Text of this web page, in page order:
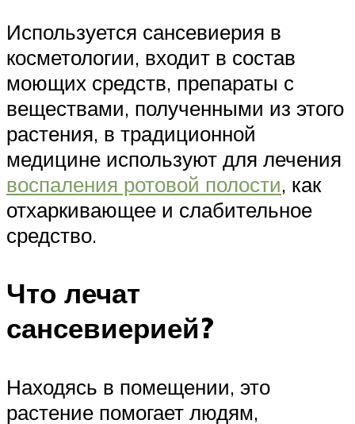
Используется сансевиерия в
косметологии, входит в состав
моющих средств, препараты с
веществами, полученными из этого
растения, в традиционной
медицине используют для лечения
воспаления ротовой полости, как
отхаркивающее и слабительное
средство.
Что лечат
сансевиерией?
Находясь в помещении, это
растение помогает людям,